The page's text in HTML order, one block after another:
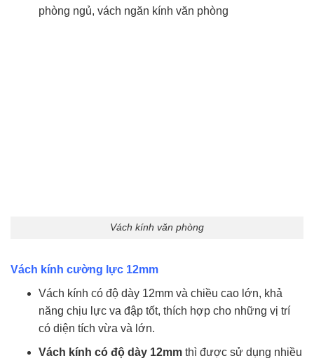
phòng ngủ, vách ngăn kính văn phòng
Vách kính văn phòng
Vách kính cường lực 12mm
Vách kính có độ dày 12mm và chiều cao lớn, khả
năng chịu lực va đập tốt, thích hợp cho những vị trí
có diện tích vừa và lớn.
Vách kính có độ dày 12mm thì được sử dụng nhiều